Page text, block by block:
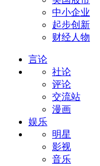
中小企业
起步创新
财经人物
言论
社论
评论
交流站
漫画
娱乐
明星
影视
音乐